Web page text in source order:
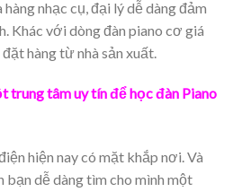
nhạc cụ, đại lý dễ dàng đảm
Khác với dòng đàn piano cơ giá
hàng từ nhà sản xuất.
tâm uy tín để học đàn Piano
hiện nay có mặt khắp nơi. Và
bạn dễ dàng tìm cho mình một